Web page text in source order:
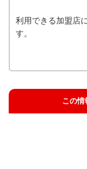
利用できる加盟店
す。
この情